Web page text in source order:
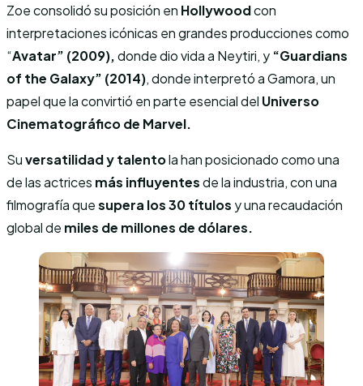
Zoe consolidó su posición en Hollywoodcon
interpretaciones icónicas en grandes producciones como
“Avatar” (2009),donde dio vida a Neytiri, y “Guardians
of the Galaxy” (2014), donde interpretó a Gamora, un
papel que la convirtió en parte esencial del Universo
Cinematográfico de Marvel.
Suversatilidad y talentola han posicionado como una
de las actrices más influyentesde la industria, con una
filmografía quesupera los 30 títulos y una recaudación
global de miles de millones de dólares.